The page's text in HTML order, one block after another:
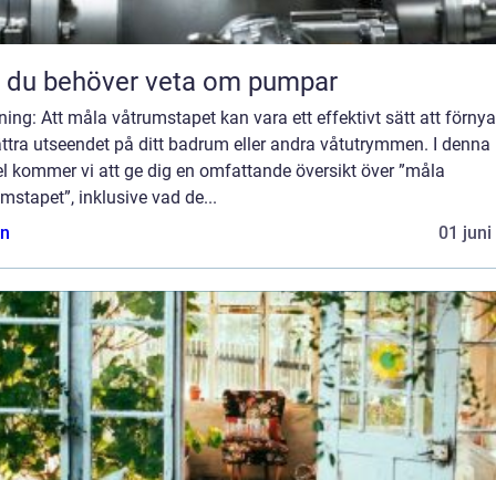
behöver veta om pumpar
Att måla våtrumstapet kan vara ett effektivt sätt att
utseendet på ditt badrum eller andra våtutrymmen. I denna
kommer vi att ge dig en omfattande översikt över ”måla
inklusive vad de...
01 juni